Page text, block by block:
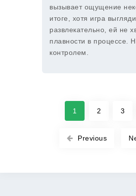
вызывает ощущение
итоге, хотя игра
развлекательно, ей не
плавности в процессе.
контролем.
Previous
1 2 3